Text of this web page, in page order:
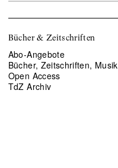
Bücher & Zeitschriften
Abo-Angebote
Bücher, Zeitschriften, Musik
Open Access
TdZ Archiv